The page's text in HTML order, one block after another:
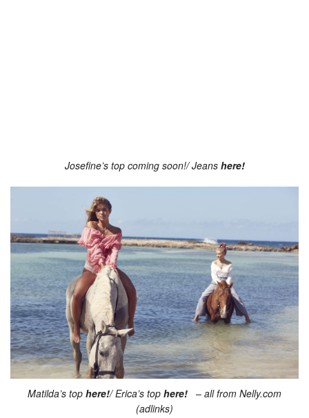
Josefine’s top coming soon!/ Jeans here!
Matilda’s top here!/ Erica’s top here! – all from Nelly.com
(adlinks)